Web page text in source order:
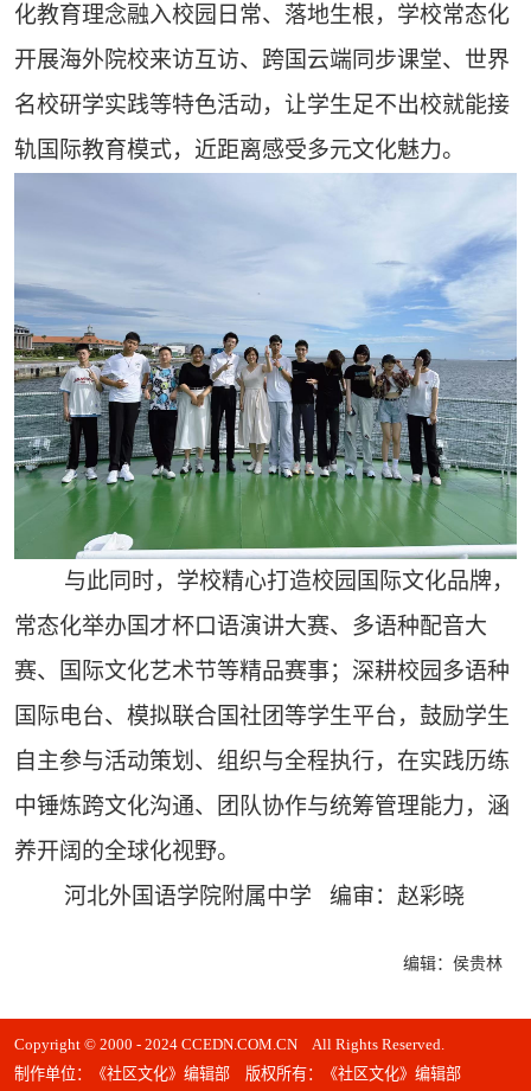
化教育理念融入校园日常、落地生根，学校常态化
开展海外院校来访互访、跨国云端同步课堂、世界
名校研学实践等特色活动，让学生足不出校就能接
轨国际教育模式，近距离感受多元文化魅力。
与此同时，学校精心打造校园国际文化品牌，
常态化举办国才杯口语演讲大赛、多语种配音大
赛、国际文化艺术节等精品赛事；深耕校园多语种
国际电台、模拟联合国社团等学生平台，鼓励学生
自主参与活动策划、组织与全程执行，在实践历练
中锤炼跨文化沟通、团队协作与统筹管理能力，涵
养开阔的全球化视野。
河北外国语学院附属中学 编审：赵彩晓
编辑：侯贵林
Copyright © 2000 - 2024 CCEDN.COM.CN All Rights Reserved.
制作单位：《社区文化》编辑部 版权所有：《社区文化》编辑部